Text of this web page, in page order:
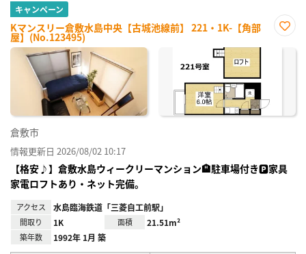
キャンペーン
Kマンスリー倉敷水島中央【古城池線前】 221・1K-【角部
屋】(No.123495)
に入
倉敷市
情報更新日 2026/08/02 10:17
【格安♪】倉敷水島ウィークリーマンション🏨駐車場付き🅿家具
家電ロフトあり・ネット完備。
アクセス 水島臨海鉄道「三菱自工前駅」
間取り 1K 面積 21.51m²
築年数 1992年 1月 築